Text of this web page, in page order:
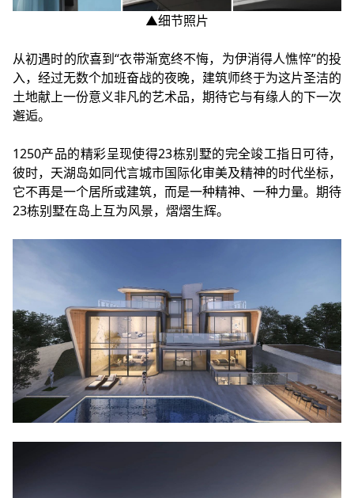
▲细节照片
从初遇时的欣喜到“衣带渐宽终不悔，为伊消得人憔悴”的投
入，经过无数个加班奋战的夜晚，建筑师终于为这片圣洁的
土地献上一份意义非凡的艺术品，期待它与有缘人的下一次
邂逅。
1250产品的精彩呈现使得23栋别墅的完全竣工指日可待，
彼时，天湖岛如同代言城市国际化审美及精神的时代坐标，
它不再是一个居所或建筑，而是一种精神、一种力量。期待
23栋别墅在岛上互为风景，熠熠生辉。